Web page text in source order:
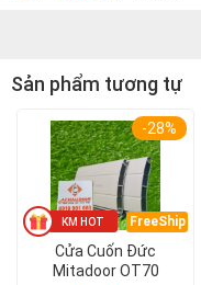
Sản phẩm tương tự
FreeShip
-28%
Cửa Cuốn Đức
Mitadoor OT70